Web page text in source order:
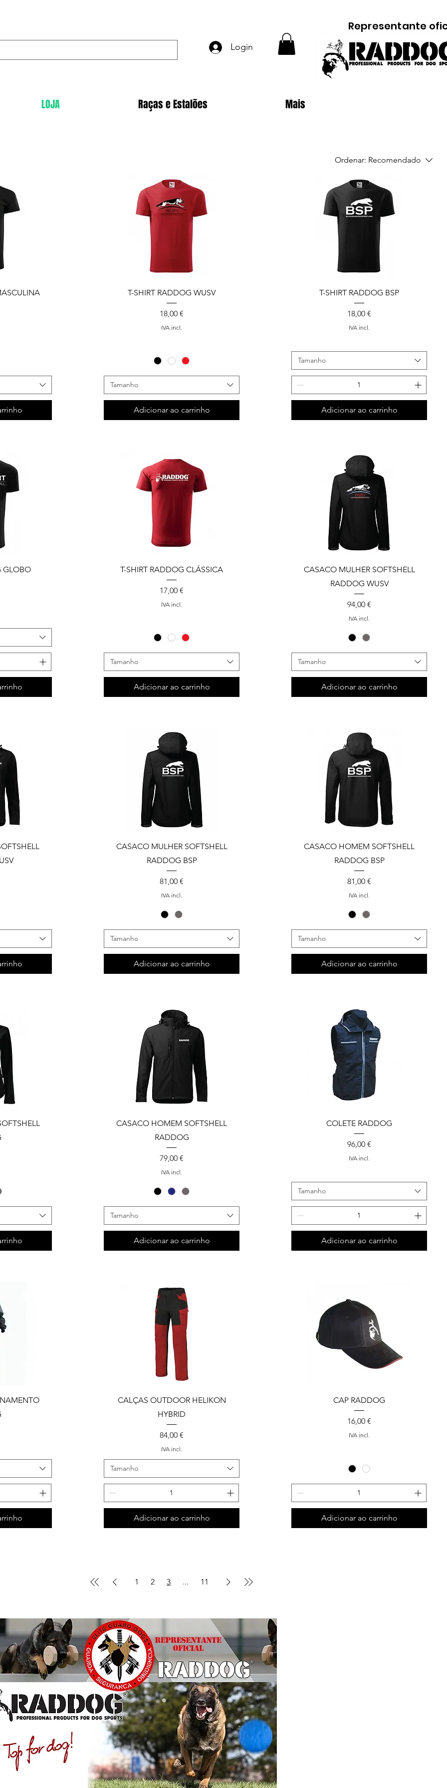
Login
Representante
LOJA Raças e Estalões Mais
Ordenar: Recomendado
T-SHIRT RADDOG WUSV
Preço
18,00 €
IVA incl.
Tamanho
Adicionar ao carrinho
T-SHIRT RADDOG BSP
Preço
18,00 €
IVA incl.
Tamanho
Adicionar ao carrinho
GLOBO T-SHIRT RADDOG CLÁSSICA
Preço
17,00 €
IVA incl.
Tamanho
Adicionar ao carrinho
CASACO MULHER SOFTSHELL
RADDOG WUSV
Preço
94,00 €
IVA incl.
Tamanho
Adicionar ao carrinho
CASACO MULHER SOFTSHELL
RADDOG BSP
Preço
81,00 €
IVA incl.
Tamanho
Adicionar ao carrinho
CASACO HOMEM SOFTSHELL
RADDOG BSP
Preço
81,00 €
IVA incl.
Tamanho
Adicionar ao carrinho
CASACO HOMEM SOFTSHELL
RADDOG
Preço
79,00 €
IVA incl.
Tamanho
Adicionar ao carrinho
COLETE RADDOG
Preço
96,00 €
IVA incl.
Tamanho
Adicionar ao carrinho
CALÇAS OUTDOOR HELIKON
HYBRID
Preço
84,00 €
IVA incl.
Tamanho
Adicionar ao carrinho
CAP RADDOG
Preço
16,00 €
IVA incl.
Adicionar ao carrinho
1 2 3 ... 11